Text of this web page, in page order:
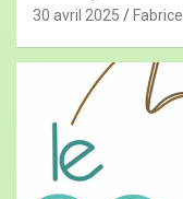
30 avril 2025 Fabrice